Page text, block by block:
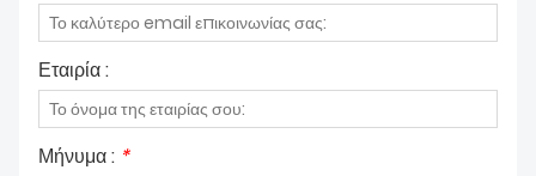
Εταιρία :
Μήνυμα : *